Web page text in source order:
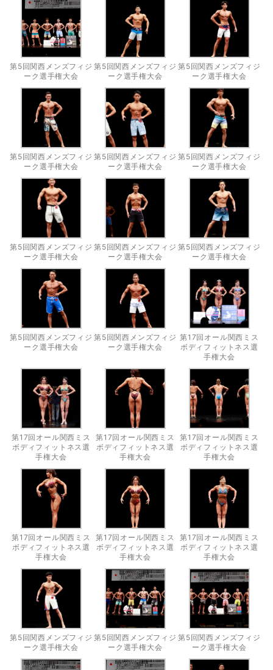
第5回関西メンズフィジ
ーク選手権大会
第5回関西メンズフィジ
ーク選手権大会
第5回関西メンズフィジ
ーク選手権大会
第5回関西メンズフィジ
ーク選手権大会
第5回関西メンズフィジ
ーク選手権大会
第5回関西メンズフィジ
ーク選手権大会
第5回関西メンズフィジ
ーク選手権大会
第5回関西メンズフィジ
ーク選手権大会
第5回関西メンズフィジ
ーク選手権大会
第5回関西メンズフィジ
ーク選手権大会
第5回関西メンズフィジ
ーク選手権大会
第17回オール関西ミス
ボディフィットネス選
手権大会
第17回オール関西ミス
ボディフィットネス選
手権大会
第17回オール関西ミス
ボディフィットネス選
手権大会
第17回オール関西ミス
ボディフィットネス選
手権大会
第17回オール関西ミス
ボディフィットネス選
手権大会
第17回オール関西ミス
ボディフィットネス選
手権大会
第17回オール関西ミス
ボディフィットネス選
手権大会
第5回関西メンズフィジ
ーク選手権大会
第5回関西メンズフィジ
ーク選手権大会
第5回関西メンズフィジ
ーク選手権大会